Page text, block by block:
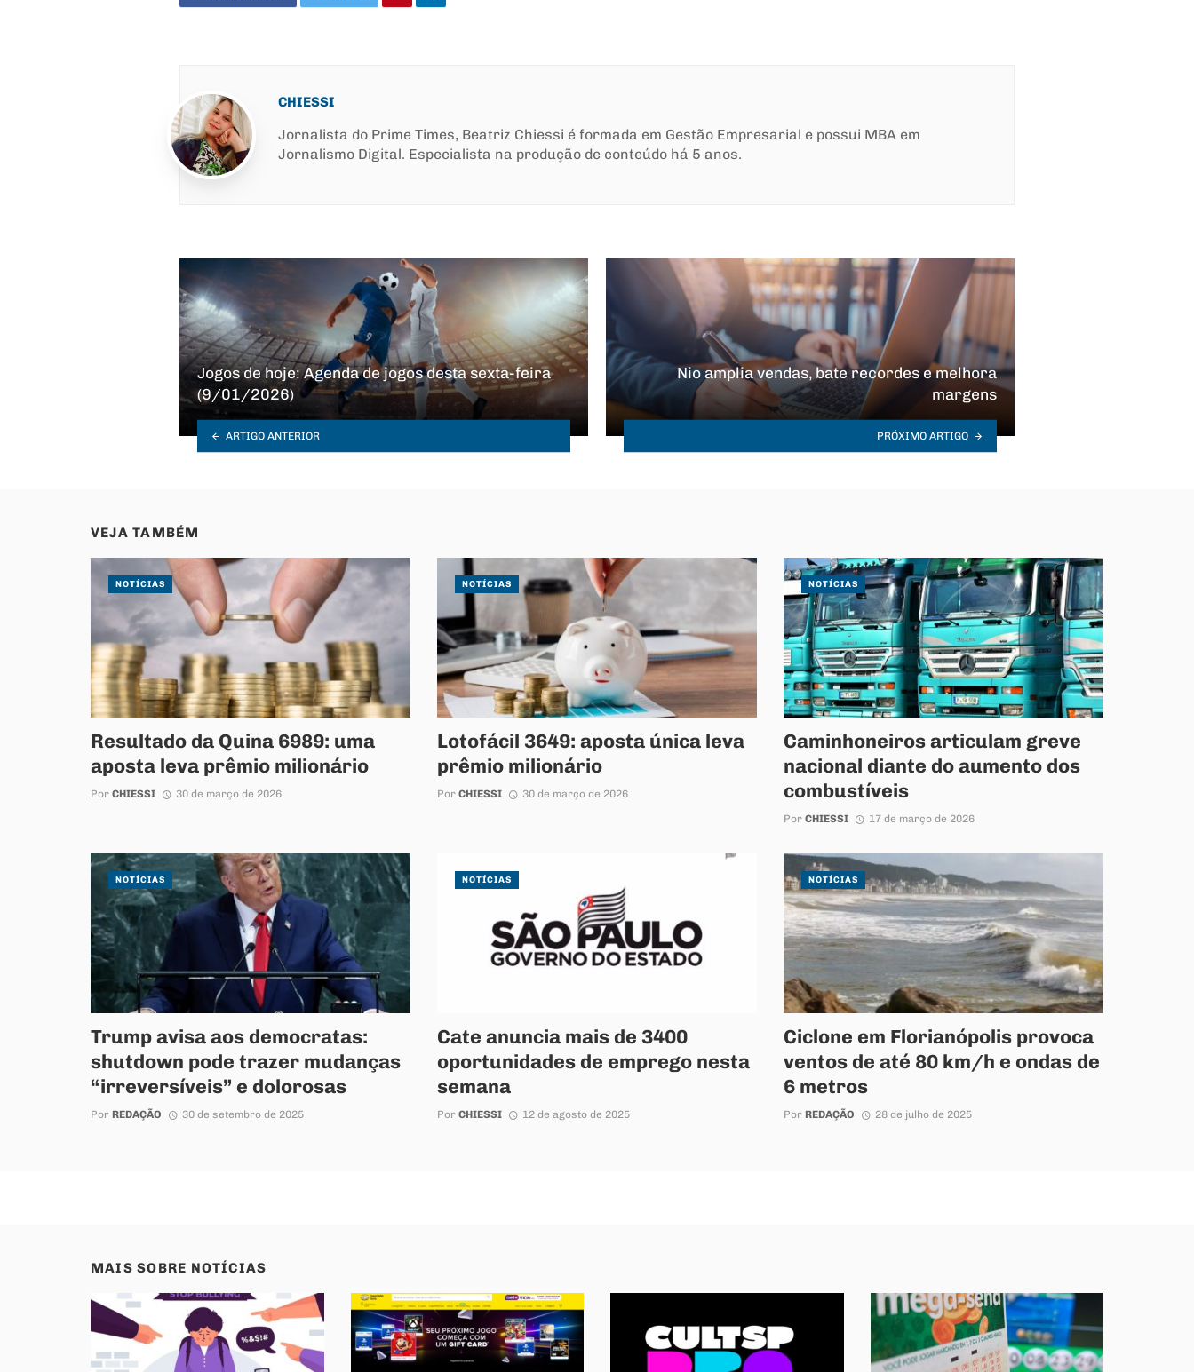
CHIESSI
Jornalista do Prime Times, Beatriz Chiessi é formada em Gestão Empresarial e possui MBA em
Jornalismo Digital. Especialista na produção de conteúdo há 5 anos.
Jogos de hoje: Agenda de jogos desta sexta-feira
(9/01/2026)
ARTIGO ANTERIOR
Nio amplia vendas, bate recordes e melhora
margens
PRÓXIMO ARTIGO
VEJA TAMBÉM
Resultado da Quina 6989: uma
aposta leva prêmio milionário
Por CHIESSI 30 de março de 2026
NOTÍCIAS
Lotofácil 3649: aposta única leva
prêmio milionário
Por CHIESSI 30 de março de 2026
NOTÍCIAS
Caminhoneiros articulam greve
nacional diante do aumento dos
combustíveis
Por CHIESSI 17 de março de 2026
NOTÍCIAS
Trump avisa aos democratas:
shutdown pode trazer mudanças
“irreversíveis” e dolorosas
Por REDAÇÃO 30 de setembro de 2025
NOTÍCIAS
Cate anuncia mais de 3400
oportunidades de emprego nesta
semana
Por CHIESSI 12 de agosto de 2025
NOTÍCIAS
Ciclone em Florianópolis provoca
ventos de até 80 km/h e ondas de
6 metros
Por REDAÇÃO 28 de julho de 2025
NOTÍCIAS
MAIS SOBRE NOTÍCIAS